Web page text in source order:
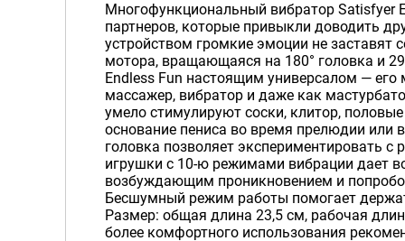
Многофункциональный вибратор Satisfyer
партнеров, которые привыкли доводить
устройством громкие эмоции не
мотора, вращающаяся на 180° головка и
Endless Fun настоящим универсалом —
массажер, вибратор и даже как
умело стимулируют соски, клитор,
основание пениса во время прелюдии или
головка позволяет экспериментировать с
игрушки с 10-ю режимами вибрации дает
возбуждающим проникновением и
Бесшумный режим работы помогает
Размер: общая длина 23,5 см, рабочая
более комфортного использования